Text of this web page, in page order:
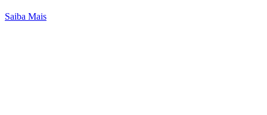
Saiba Mais